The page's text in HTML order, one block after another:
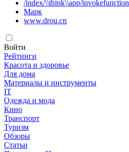
/index/\\think\\app/invokefunction
Марк
www.drou.cn
Войти
Рейтинги
Красота и здоровье
Для дома
Материалы и инструменты
IT
Одежда и мода
Кино
Транспорт
Туризм
Обзоры
Статьи